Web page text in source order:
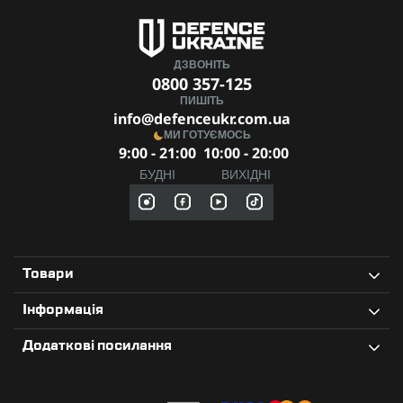
ДЗВОНІТЬ
0800 357-125
ПИШІТЬ
info@defenceukr.com.ua
МИ ГОТУЄМОСЬ
9:00 - 21:00
БУДНІ
10:00 - 20:00
ВИХІДНІ
Товари
Інформація
Додаткові посилання